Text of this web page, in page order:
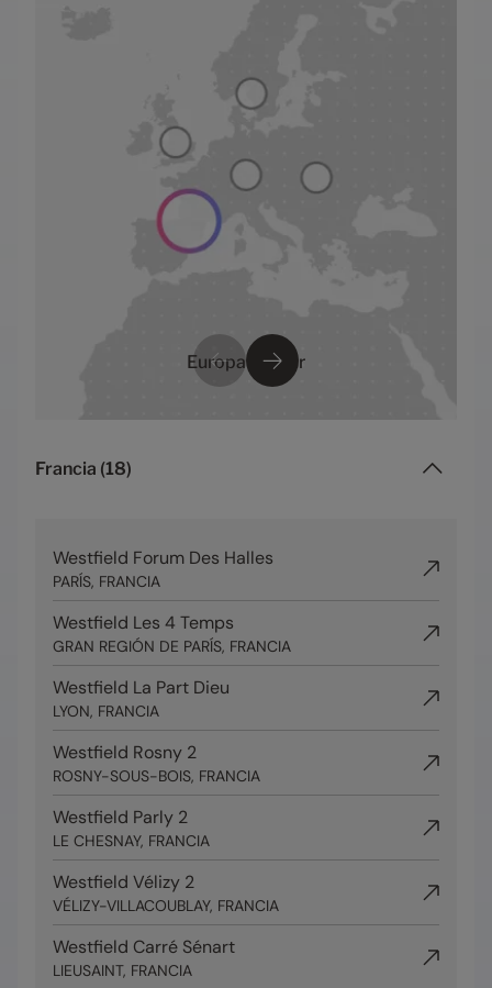
Europa del Sur
Francia (18)
Westfield Forum Des Halles
PARÍS, FRANCIA
Westfield Les 4 Temps
GRAN REGIÓN DE PARÍS, FRANCIA
Westfield La Part Dieu
LYON, FRANCIA
Westfield Rosny 2
ROSNY-SOUS-BOIS, FRANCIA
Westfield Parly 2
LE CHESNAY, FRANCIA
Westfield Vélizy 2
VÉLIZY-VILLACOUBLAY, FRANCIA
Westfield Carré Sénart
LIEUSAINT, FRANCIA